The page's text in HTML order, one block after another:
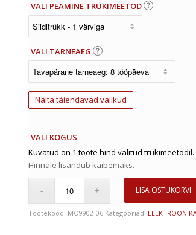
VALI PEAMINE TRÜKIMEETOD
VALI TARNEAEG
Näita täiendavad valikud
VALI KOGUS
Kuvatud on 1 toote hind valitud
Hinnale lisandub käibemaks.
LISA OSTUKORVI
Tootekood: MO9902-06 Kategooriad: